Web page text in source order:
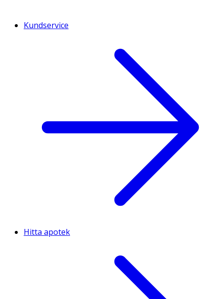
Kundservice
Hitta apotek